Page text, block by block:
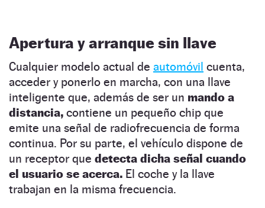
Apertura y arranque sin llave
Cualquier modelo actual de automóvil cuenta,
acceder y ponerlo en marcha, con una llave
inteligente que, además de ser un mando a
distancia, contiene un pequeño chip que
emite una señal de radiofrecuencia de forma
continua. Por su parte, el vehículo dispone de
un receptor que detecta dicha señal cuando
el usuario se acerca. El coche y la llave
trabajan en la misma frecuencia.